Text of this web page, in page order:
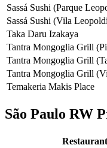
Sassá Sushi (Parque
Sassá Sushi (Vila
Taka Daru Izakaya
Tantra Mongoglia Grill
Tantra Mongoglia Grill
Tantra Mongoglia Grill
Temakeria Makis Place
São Paulo RW